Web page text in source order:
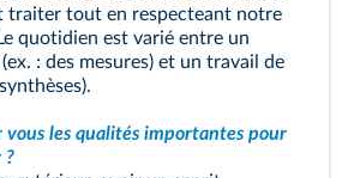
traiter tout en respecteant notre
quotidien est varié entre un
: des mesures) et un travail de
vous les qualités importantes pour
?